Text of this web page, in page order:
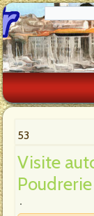
53
Visite
Poudrerie